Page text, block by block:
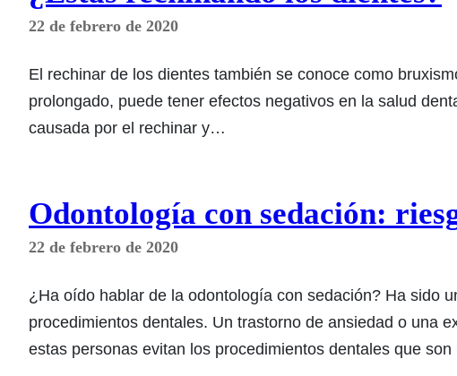
22 de febrero de 2020
El rechinar de los dientes también se conoce como
prolongado, puede tener efectos negativos en la salud
causada por el rechinar y…
Odontología con sedación:
22 de febrero de 2020
¿Ha oído hablar de la odontología con sedación? Ha sido
procedimientos dentales. Un trastorno de ansiedad o una
estas personas evitan los procedimientos dentales que